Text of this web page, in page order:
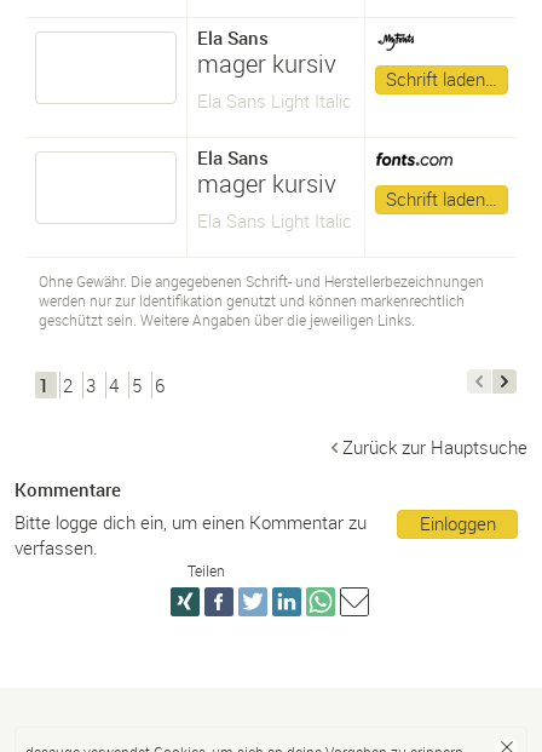
Ela Sans
mager kursiv
Ela Sans Light Italic
Schrift laden…
Ela Sans
mager kursiv
Ela Sans Light Italic
Schrift laden…
Ohne Gewähr. Die angegebenen Schrift- und Herstellerbezeichnungen
werden nur zur Identifikation genutzt und können markenrechtlich
geschützt sein. Weitere Angaben über die jeweiligen Links.
1 2 3 4 5 6
Zurück zur Hauptsuche
Kommentare
Einloggen
Bitte logge dich ein, um einen Kommentar zu
verfassen.
Teilen